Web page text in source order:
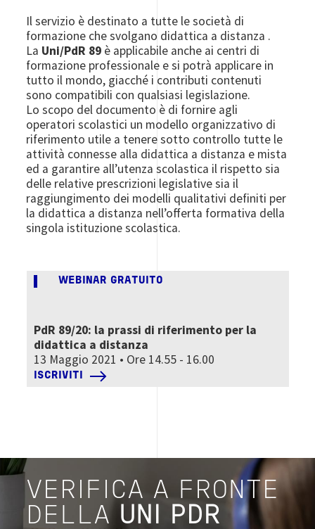
Il servizio è destinato a tutte le società di
formazione che svolgano didattica a distanza .
La Uni/PdR 89 è applicabile anche ai centri di
formazione professionale e si potrà applicare in
tutto il mondo, giacché i contributi contenuti
sono compatibili con qualsiasi legislazione.
Lo scopo del documento è di fornire agli
operatori scolastici un modello organizzativo di
riferimento utile a tenere sotto controllo tutte le
attività connesse alla didattica a distanza e mista
ed a garantire all’utenza scolastica il rispetto sia
delle relative prescrizioni legislative sia il
raggiungimento dei modelli qualitativi definiti per
la didattica a distanza nell’offerta formativa della
singola istituzione scolastica.
WEBINAR GRATUITO
PdR 89/20: la prassi di riferimento per la
didattica a distanza
13 Maggio 2021 • Ore 14.55 - 16.00
ISCRIVITI
VERIFICA A FRONTE
DELLA UNI PDR